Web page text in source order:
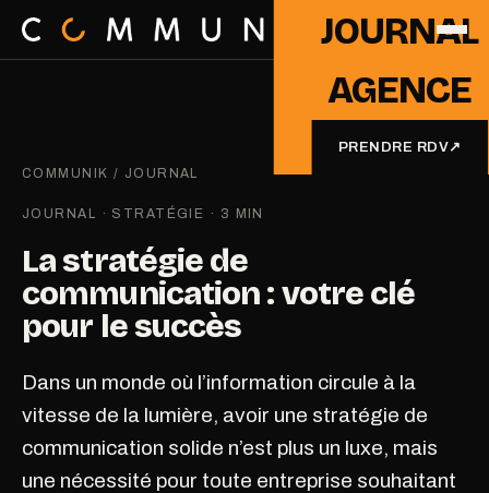
JOURNAL
AGENCE
PRENDRE RDV↗
COMMUNIK / JOURNAL
JOURNAL · STRATÉGIE · 3 MIN
La stratégie de
communication : votre clé
pour le succès
Dans un monde où l’information circule à la
vitesse de la lumière, avoir une stratégie de
communication solide n’est plus un luxe, mais
une nécessité pour toute entreprise souhaitant